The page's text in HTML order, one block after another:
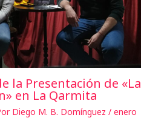
la Presentación de «La
en La Qarmita
Diego M. B. Domínguez / enero